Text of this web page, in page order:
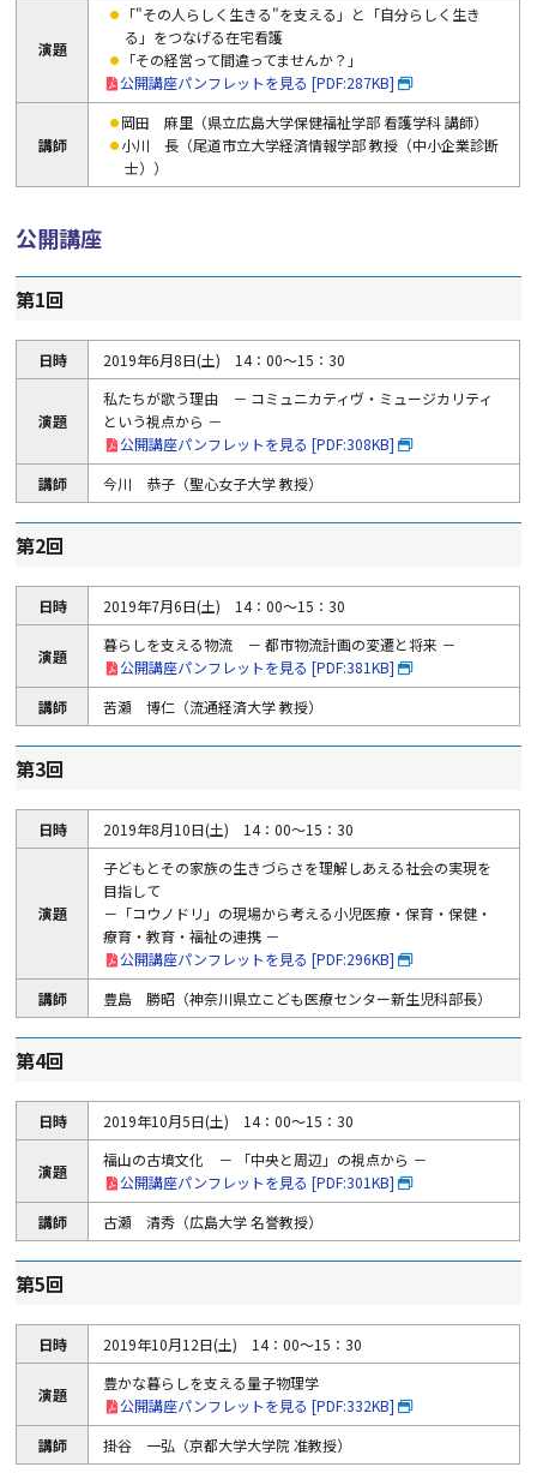
演題
「"その人らしく生きる"を支える」と「自分らしく生き
る」をつなげる在宅看護
「その経営って間違ってませんか？」
公開講座パンフレットを見る [PDF:287KB]
講師
岡田 麻里（県立広島大学保健福祉学部 看護学科 講師）
小川 長（尾道市立大学経済情報学部 教授（中小企業診断
士））
公開講座
第1回
日時 2019年6月8日(土) 14：00～15：30
演題
私たちが歌う理由 － コミュニカティヴ・ミュージカリティ
という視点から －
公開講座パンフレットを見る [PDF:308KB]
講師
今川 恭子（聖心女子大学 教授）
第2回
日時 2019年7月6日(土) 14：00～15：30
演題
暮らしを支える物流 － 都市物流計画の変遷と将来 －
公開講座パンフレットを見る [PDF:381KB]
講師
苦瀬 博仁（流通経済大学 教授）
第3回
日時 2019年8月10日(土) 14：00～15：30
演題
子どもとその家族の生きづらさを理解しあえる社会の実現を
目指して
－「コウノドリ」の現場から考える小児医療・保育・保健・
療育・教育・福祉の連携 －
公開講座パンフレットを見る [PDF:296KB]
講師
豊島 勝昭（神奈川県立こども医療センター新生児科部長）
第4回
日時 2019年10月5日(土) 14：00～15：30
演題
福山の古墳文化 － 「中央と周辺」の視点から －
公開講座パンフレットを見る [PDF:301KB]
講師
古瀬 清秀（広島大学 名誉教授）
第5回
日時 2019年10月12日(土) 14：00～15：30
演題
豊かな暮らしを支える量子物理学
公開講座パンフレットを見る [PDF:332KB]
講師
掛谷 一弘（京都大学大学院 准教授）